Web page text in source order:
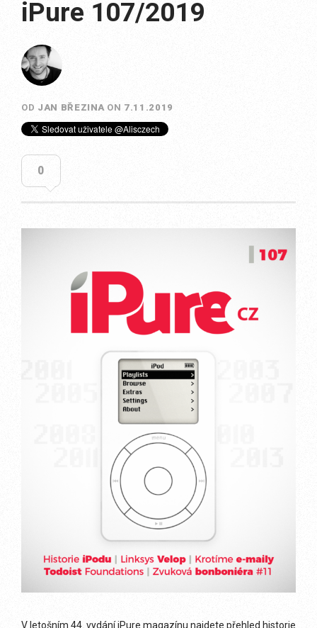
iPure 107/2019
OD JAN BŘEZINA ON 7.11.2019
0
V letošním 44. vydání iPure magazínu najdete přehled historie